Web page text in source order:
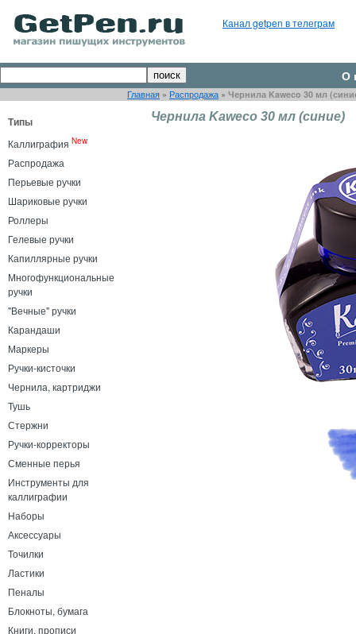
Канал getpen в телеграм
О
Главная » Распродажа » Чернила Kaweco 30 мл
Типы
Каллиграфия New
Распродажа
Перьевые ручки
Шариковые ручки
Роллеры
Гелевые ручки
Капиллярные ручки
Многофункциональные
ручки
"Вечные" ручки
Карандаши
Маркеры
Ручки-кисточки
Чернила, картриджи
Тушь
Стержни
Ручки-корректоры
Сменные перья
Инструменты для
каллиграфии
Наборы
Аксессуары
Точилки
Ластики
Пеналы
Блокноты, бумага
Книги, прописи
Чернила Kaweco 30 мл (синие)